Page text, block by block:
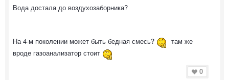
Вода достала до воздухозаборника?
На 4-м поколении может быть бедная смесь?
там же
вроде газоанализатор стоит
0